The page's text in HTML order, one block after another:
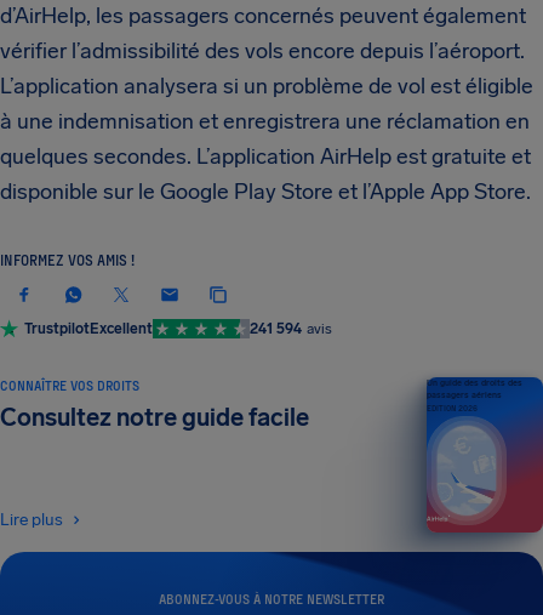
d’AirHelp, les passagers concernés peuvent également
vérifier l’admissibilité des vols encore depuis l’aéroport.
L’application analysera si un problème de vol est éligible
à une indemnisation et enregistrera une réclamation en
quelques secondes. L’application AirHelp est gratuite et
disponible sur le Google Play Store et l’Apple App Store.
INFORMEZ VOS AMIS !
TrustpilotExcellent 241 594 avis
ABONNEZ-VOUS À NOTRE NEWSLETTER
CONNAÎTRE VOS DROITS
Consultez notre guide facile
Lire plus
Un guide des droits des
passagers aériens
ÉDITION 2026